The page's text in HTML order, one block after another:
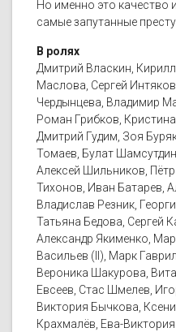
Но именно это качество
самые запутанные
В ролях
Дмитрий Власкин,
Маслова, Сергей
Чердынцева, Владимир
Роман Грибков,
Дмитрий Гудим, Зоя
Томаев, Булат
Алексей Шильников,
Тихонов, Иван Батарев,
Владислав Резник,
Татьяна Бедова, Сергей
Александр Якименко,
Васильев (II), Марк
Вероника Шакурова,
Евсеев, Стас Шмелев,
Виктория Бычкова,
Крахмалёв, Ева-